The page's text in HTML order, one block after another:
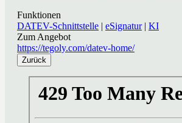
Funktionen
DATEV-Schnittstelle | eSignatur| KI
Zum Angebot
https://tegoly.com/datev-home/
Zurück